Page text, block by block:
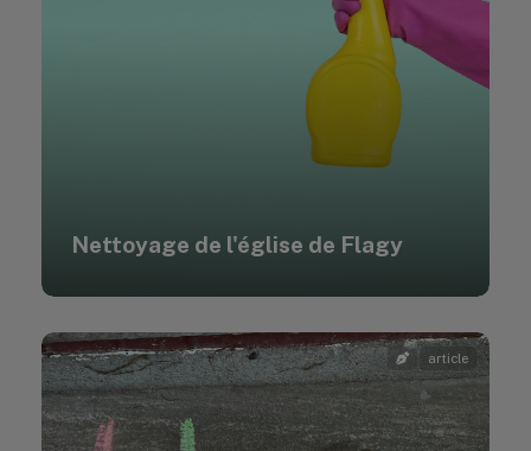
Nettoyage de l'église de Flagy
article